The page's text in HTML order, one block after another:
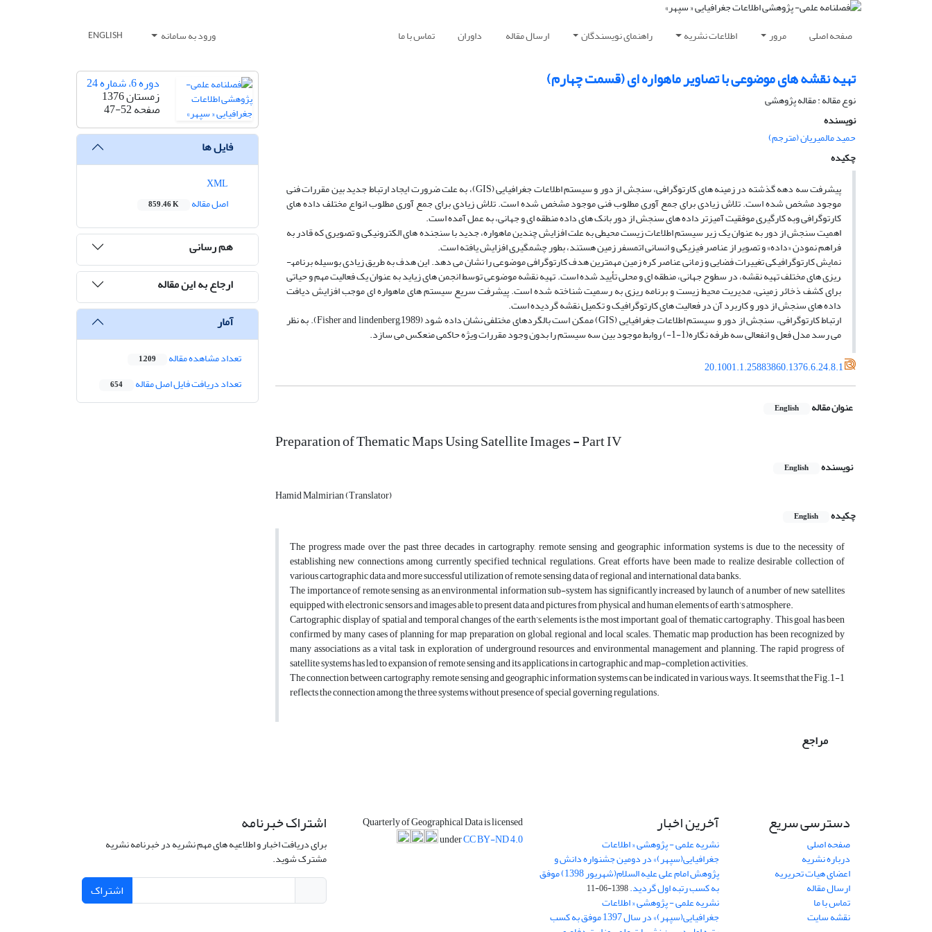
صفحه اصلی مرور اطلاعات نشریه راهنمای نویسندگان ارسال مقاله داوران تماس با ما ورود به سامانه ENGLISH
تهیه نقشه های موضوعی با تصاویر ماهواره ای (قسمت چهارم)
نوع مقاله : مقاله پژوهشی
نویسنده
حمید مالمیریان (مترجم)
چکیده
پیشرفت سه دهه گذشته در زمینه ­های کارتوگرافی، سنجش از دور و سیستم اطلاعات جغرافیایی (GIS)، به علت ضرورت ایجاد ارتباط جدید بین مقررات فنی
موجود مشخص شده است. تلاش زیادی برای جمع ­آوری مطلوب فنی موجود مشخص شده است. تلاش زیادی برای جمع ­آوری مطلوب انواع مختلف داده ­های
کارتوگرافی وبه کارگیری موفقیت ­آمیزتر داده­ های سنجش از دور بانک­ های داده منطقه ­ای و جهانی، به عمل آمده است.
اهمیت سنجش از دور به عنوان یک زیر سیستم اطلاعات زیست محیطی به علت افزایش چندین ماهواره، جدید با سنجنده­ های الکترونیکی و تصویری که قادر به
فراهم نمودن «داده» و تصویر از عناصر فیزیکی و انسانی اتمسفر زمین هستند، بطور چشمگیری افزایش یافته است.
نمایش کارتوگرافیکی تغییرات فضایی و زمانی عناصر کره زمین مهمترین هدف کارتوگرافی موضوعی را نشان می­ دهد. این هدف به طریق زیادی بوسیله برنامه­
ریزی­ های مختلف تهیه نقشه، در سطوح جهانی، منطقه ­ای و محلی تأیید شده است. تهیه نقشه موضوعی توسط انجمن­ های زیاید به عنوان یک فعالیت مهم و حیاتی
برای کشف ذخائر زمینی، مدیریت محیط زیست و برنامه ­ریزی به رسمیت شناخته شده است. پیشرفت سریع سیستم­ های ماهواره­ ای موجب افزایش دیافت
داده­ های سنجش از دور و کاربرد آن در فعالیت­ های کارتوگرافیک و تکمیل نقشه گردیده است.
ارتباط کارتوگرافی، سنجش از دور و سیستم اطلاعات جغرافیایی (GIS) ممکن است بالگردهای مختلفی نشان داده شود (Fisher and lindenberg,1989). به نظر
می­ رسد مدل فعل و انفعالی سه طرفه نگاره(1-1-) روابط موجود بین سه سیستم را بدون وجود مقررات ویژه حاکمی منعکس می­ سازد.
20.1001.1.25883860.1376.6.24.8.1
عنوان مقاله English
Preparation of Thematic Maps Using Satellite Images - Part IV
نویسنده English
Hamid Malmirian (Translator)
چکیده
English
The progress made over the past three decades in cartography, remote sensing and geographic information systems is due to the necessity of
establishing new connections among currently specified technical regulations. Great efforts have been made to realize desirable collection of
various cartographic data and more successful utilization of remote sensing data of regional and international data banks.
The importance of remote sensing as an environmental information sub-system has significantly increased by launch of a number of new satellites
equipped with electronic sensors and images able to present data and pictures from physical and human elements of earth’s atmosphere.
Cartographic display of spatial and temporal changes of the earth’s elements is the most important goal of thematic cartography. This goal has been
confirmed by many cases of planning for map preparation on global, regional and local scales. Thematic map production has been recognized by
many associations as a vital task in exploration of underground resources and environmental management and planning. The rapid progress of
satellite systems has led to expansion of remote sensing and its applications in cartographic and map-completion activities.
The connection between cartography, remote sensing and geographic information systems can be indicated in various ways. It seems that the Fig.1-1
reflects the connection among the three systems without presence of special governing regulations.
مراجع
دوره 6، شماره 24
زمستان 1376
صفحه47-52
فایل ها
اصل مقاله
859.46 K
هم رسانی
ارجاع به این مقاله
آمار
تعداد مشاهده مقاله 1,209
تعداد دریافت فایل اصل مقاله 654
دسترسی سریع
صفحه اصلی
درباره نشریه
اعضای هیات تحریریه
ارسال مقاله
تماس با ما
نقشه سایت
آخرین اخبار
نشریه علمی - پژوهشی « اطلاعات
جغرافیایی(سپهر)» در دومین جشنواره دانش و
پژوهش امام علی علیه السلام(شهریور 1398) موفق
به کسب رتبه اول گردید.1398-06-11
نشریه علمی - پژوهشی « اطلاعات
جغرافیایی(سپهر)» در سال 1397 موفق به کسب
Quarterly of Geographical Data is licensed
underCC BY-ND 4.0
اشتراک خبرنامه
برای دریافت اخبار و اطلاعیه های مهم نشریه در خبرنامه نشریه
مشترک شوید.
اشتراک